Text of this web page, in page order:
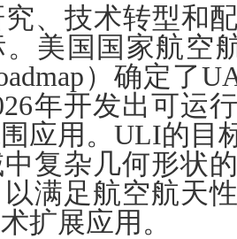
、技术转型和
美国国家航空
）确定了
年开发出可运
应用。 ULI的目
复杂几何形状
满足航空航天
扩展应用。